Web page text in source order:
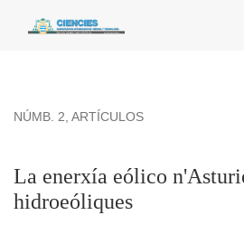
La enerxía eólico n&#039;Asturies.
NÚMB. 2, ARTÍCULOS
La enerxía eólico
hidroeóliques